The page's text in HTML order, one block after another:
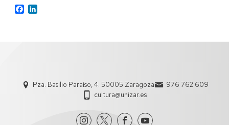
Facebook
Pza. Basilio Paraíso, 4. 50005 Zaragoza
976 762 609
cultura@unizar.es